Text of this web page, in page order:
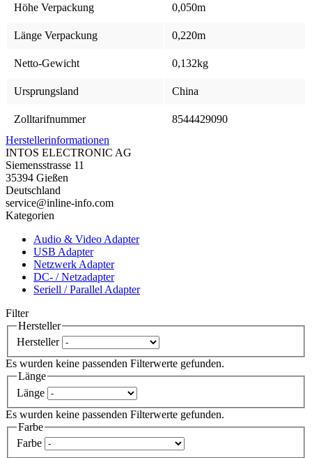
Höhe Verpackung 0,050m
Länge Verpackung 0,220m
Netto-Gewicht 0,132kg
Ursprungsland China
Zolltarifnummer
8544429090
Herstellerinformationen
INTOS ELECTRONIC AG
Siemensstrasse 11
35394 Gießen
Deutschland
service@inline-info.com
Kategorien
Audio & Video Adapter
USB Adapter
Netzwerk Adapter
DC- / Netzadapter
Seriell / Parallel Adapter
Filter
Hersteller
Hersteller
Es wurden keine passenden Filterwerte gefunden.
Länge
Länge
Es wurden keine passenden Filterwerte gefunden.
Farbe
Farbe